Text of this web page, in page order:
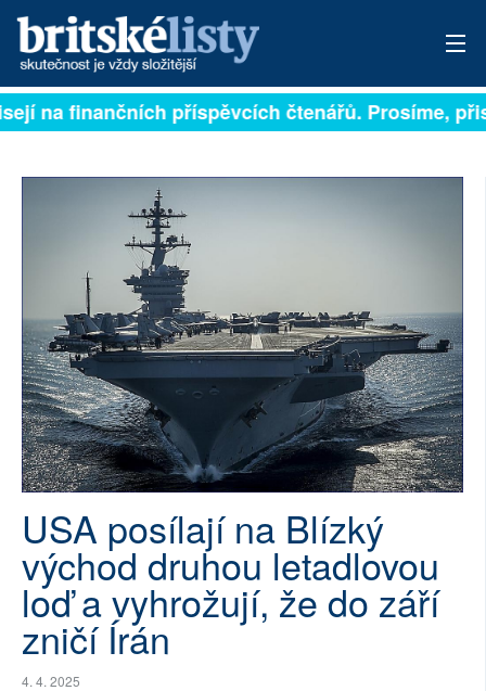
PŘIHLÁSIT
TÉMATA
NEJČTENĚJŠÍ ZA 7 DNÍ
AUTOŘI
PŘÍSPĚVKY NA PROVOZ
SOCIÁLNÍ SÍTĚ
RUBRIKY
PLNÁ VERZE STRÁNEK
na finančních příspěvcích čtenářů. Prosíme,
USA posílají na Blízký
východ druhou letadlovou
loď a vyhrožují, že do září
zničí Írán
4. 4. 2025